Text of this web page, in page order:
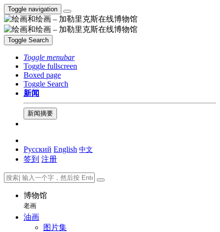
Toggle navigation
Toggle Search
Toggle menubar
Toggle fullscreen
Boxed page
Toggle Search
新闻
新闻摘要
Русский English 中文
签到 注册
博物馆
老画
油画
图片集